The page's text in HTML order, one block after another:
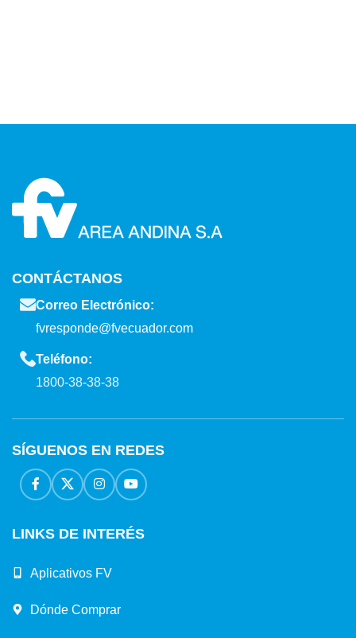
CONTÁCTANOS
Correo Electrónico:
fvresponde@fvecuador.com
Teléfono:
1800-38-38-38
SÍGUENOS EN REDES
LINKS DE INTERÉS
Aplicativos FV
Dónde Comprar